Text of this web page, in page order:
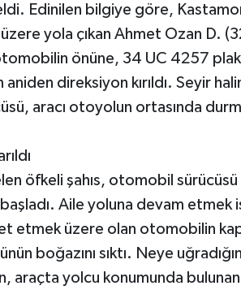
Edinilen bilgiye göre,
yola çıkan Ahmet Ozan D.
önüne, 34 UC 4257
direksiyon kırıldı. Seyir
aracı otoyolun ortasında
öfkeli şahıs, otomobil
Aile yoluna devam etmek
etmek üzere olan otomobilin
boğazını sıktı. Neye
araçta yolcu konumunda